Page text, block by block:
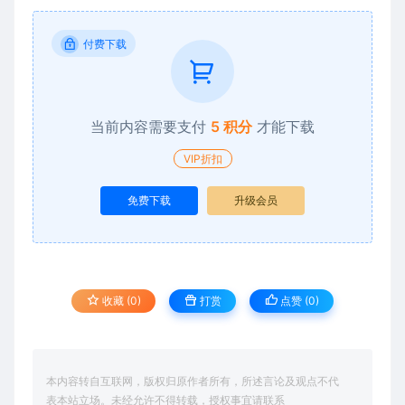
付费下载
当前内容需要支付 5 积分 才能下载
VIP折扣
免费下载 升级会员
收藏 (0) 打赏 点赞 (0)
本内容转自互联网，版权归原作者所有，所述言论及观点不代
表本站立场。未经允许不得转载，授权事宜请联系